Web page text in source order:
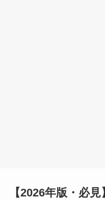
【2026年版・必